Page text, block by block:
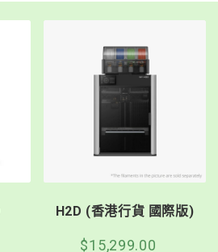
H2D (香港行貨 國際版)
$15,299.00